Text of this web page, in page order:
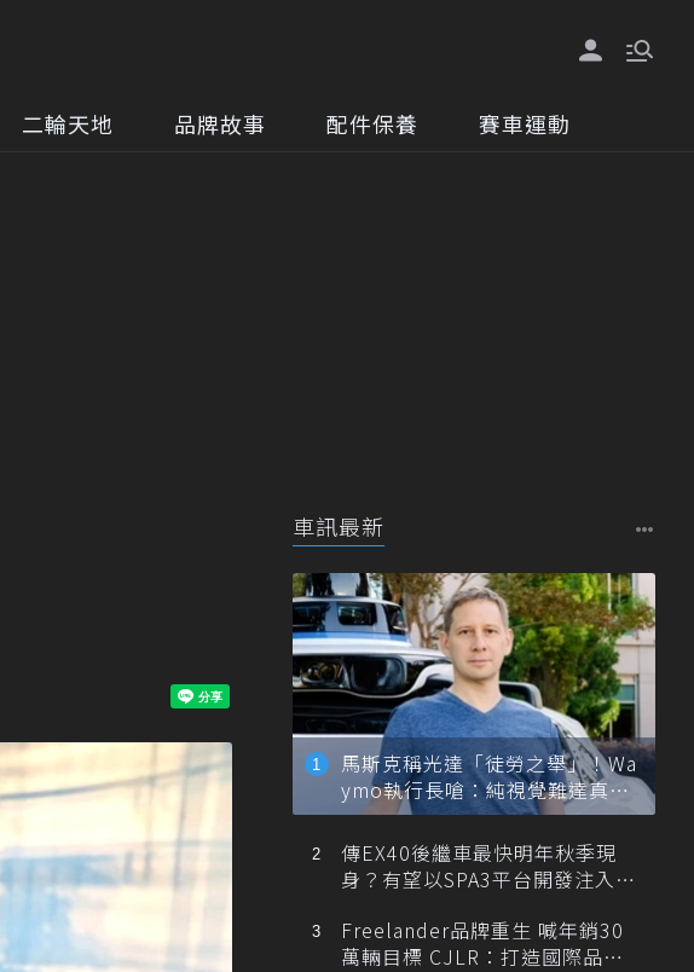
二輪天地 品牌故事 配件保養 賽車運動
車訊最新
馬斯克稱光達「徒勞之舉」！Wa
ymo執行長嗆：純視覺難達真正
自動駕駛
傳EX40後繼車最快明年秋季現
身？有望以SPA3平台開發注入80
Freelander品牌重生 喊年銷30
萬輛目標 CJLR：打造國際品牌